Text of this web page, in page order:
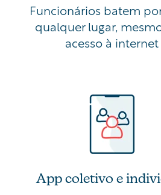
Funcionários batem
qualquer lugar,
acesso à internet
App coletivo e